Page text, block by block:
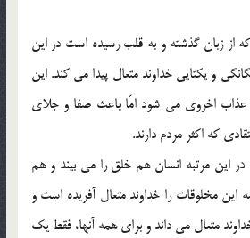
از زبان گذشته و به قلب رسيده است در اين
و يكتايي خداوند متعال پيدا مي كند. اين
عذاب اخروي مي شود امّا باعث صفا و جلاي
كه اكثر مردم دارند.
اين مرتبه انسان هم خلق را مي بيند و هم
مخلوقات را خداوند متعال آفريده است و
متعال مي داند و براي همه آنها، فقط يك